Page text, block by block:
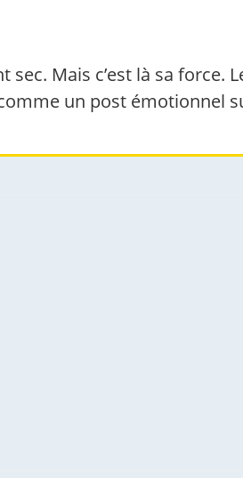
Mais c’est là sa force.
un post émotionnel